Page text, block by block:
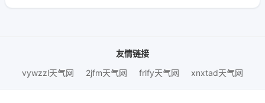
友情链接
vywzzl天气网
2jfm天气网 frlfy天气网 xnxtad天气网